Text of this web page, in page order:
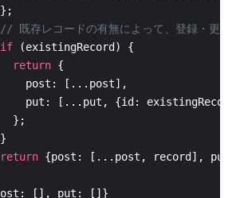
if
return
return